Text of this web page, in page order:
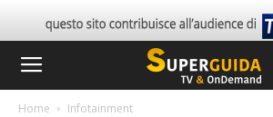
Home Infotainment